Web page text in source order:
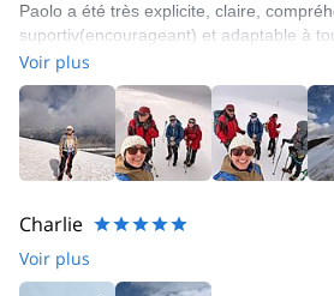
soutiens compétents pour tout ce dont
planifier votre prochain rêve en
Paolo a été très explicite, claire,
suportiv(encourageant) et adaptable à
Voir plus
Charlie
Voir plus